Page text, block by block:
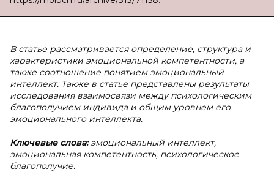
В статье рассматривается определение, структура и
характеристики эмоциональной компетентности, а
также соотношение понятием эмоциональный
интеллект. Также в статье представлены результаты
исследования взаимосвязи между психологическим
благополучием индивида и общим уровнем его
эмоционального интеллекта.
Ключевые слова:эмоциональный интеллект,
эмоциональная компетентность, психологическое
благополучие.